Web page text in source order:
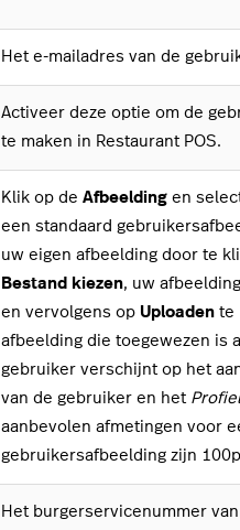
Het e-mailadres van de
Activeer deze optie om de
te maken in Restaurant POS.
Klik op de Afbeelding en
een standaard
uw eigen afbeelding door te
Bestand kiezen, uw
en vervolgens op Uploaden te
afbeelding die toegewezen is
gebruiker verschijnt op het
van de gebruiker en het
aanbevolen afmetingen voor
gebruikersafbeelding zijn
Het burgerservicenummer